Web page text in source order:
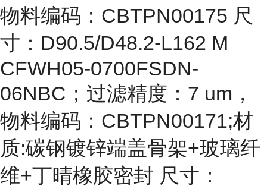
物料编码：CBTPN00175 尺
寸：D90.5/D48.2-L162 M
CFWH05-0700FSDN-
06NBC；过滤精度：7 um，
物料编码：CBTPN00171;材
质:碳钢镀锌端盖骨架+玻璃纤
维+丁晴橡胶密封 尺寸：